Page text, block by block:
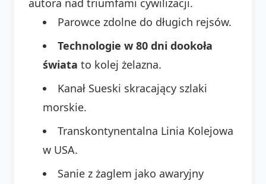
Parowce zdolne do długich rejsów.
Technologie w 80 dni dookoła
świata to kolej żelazna.
Kanał Sueski skracający szlaki
morskie.
Transkontynentalna Linia Kolejowa
w USA.
Sanie z żaglem jako awaryjny